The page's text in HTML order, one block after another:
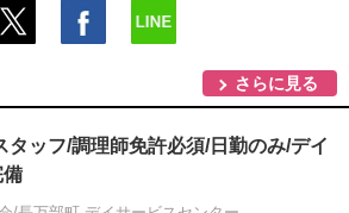
さらに見る
タッフ/調理師免許必須/日勤のみ/デイ
備